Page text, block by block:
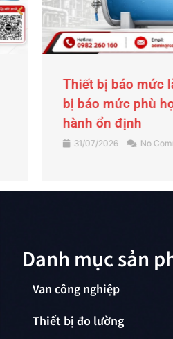
Thiết bị báo mức là gì?
bị báo mức phù hợp
hành ổn định
31/07/2026 No Comments
Danh mục sản
Van công nghiệp
Thiết bị đo lường